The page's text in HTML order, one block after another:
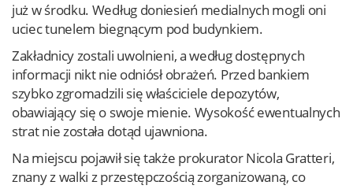
już w środku. Według doniesień medialnych mogli oni
uciec tunelem biegnącym pod budynkiem.
Zakładnicy zostali uwolnieni, a według dostępnych
informacji nikt nie odniósł obrażeń. Przed bankiem
szybko zgromadzili się właściciele depozytów,
obawiający się o swoje mienie. Wysokość ewentualnych
strat nie została dotąd ujawniona.
Na miejscu pojawił się także prokurator Nicola Gratteri,
znany z walki z przestępczością zorganizowaną, co